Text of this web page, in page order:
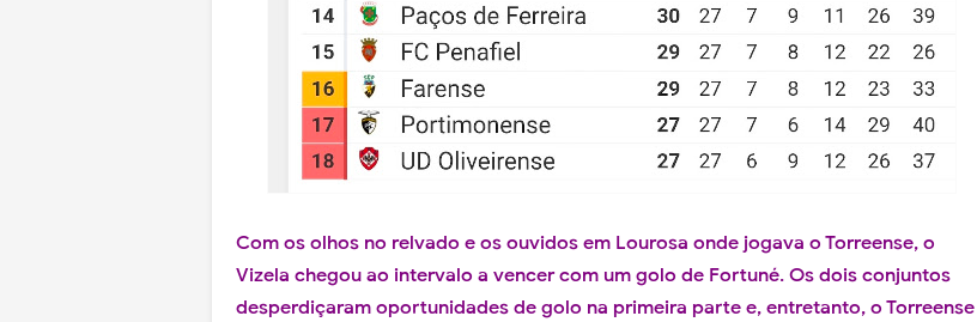
Com os olhos no relvado e os ouvidos em Lourosa onde jogava o Torreense, o
Vizela chegou ao intervalo a vencer com um golo de Fortuné. Os dois conjuntos
desperdiçaram oportunidades de golo na primeira parte e, entretanto, o Torreense